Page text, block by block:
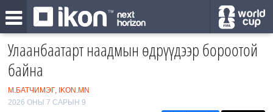
Улаанбаатарт наадмын өдрүүдээр бороотой
байна
М.БАТЧИМЭГ, IKON.MN
2026 ОНЫ 7 САРЫН 9